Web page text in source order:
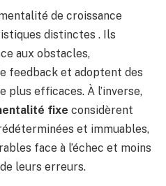
de croissance
distinctes . Ils
aux obstacles,
feedback et adoptent des
plus efficaces. À l’inverse,
fixe considèrent
et immuables,
face à l’échec et moins
leurs erreurs.